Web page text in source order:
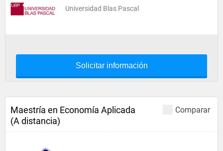
Universidad Blas Pascal
Solicitar información
Comparar
Maestría en Economía Aplicada
(A distancia)